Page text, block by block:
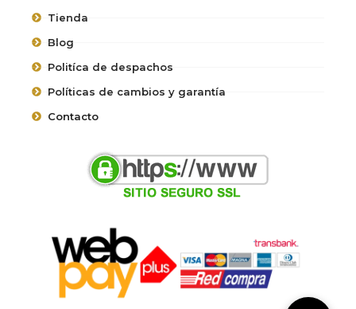
Tienda
Blog
Politíca de despachos
Políticas de cambios y garantía
Contacto